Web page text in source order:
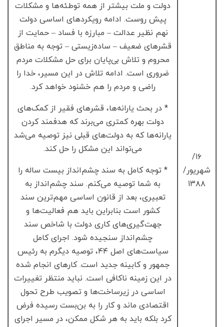
۱۶/
شهریور/
۱۳۸۸
دولت و ملت بیشتر از همه توطئه‌ها و مشکلات
پیش روست. ادامه رویکردهای اساسی دولت
نهم نظیر عدالت – مبارزه با فساد – حمایت از
قشرهای ضعیف – ساده‌زیستی – توجه به مناطق
محروم و تلاش بی‌پایان برای حل مشکلات مردم
ضروری است. ادامه تلاش در این مسیر، خدا را
راضی و مردم را هم خشنود خواهد کرد.
* در بحث یارانه‌ها، قشرهای فقیر از کمک‌های
دولت بهره کمتری می‌برند که هدفمند کردن
یارانه‌ها که به دولت‌های قبلی نیز توصیه می‌شد
می‌تواند این مشکل را حل کند.
* توجه کامل به سند چشم‌انداز بیست ساله را
به شما توصیه می‌کنم. سند چشم‌انداز به
تعبیری، بعد از قانون اساسی مهم‌ترین سند
کشور است بنابراین باید هم فعالیت‌ها و
جهت‌گیری‌های کاری دولت با شاخص سند
چشم‌انداز سنجیده شود. اجرای کامل
سیاست‌های اصل ۴۴، توصیه دیگرم به رئیس
جمهور و کابینه جدید است. کارهای انجام شده
در این زمینه ناکافی است. نباید منتظر تغییرات
اساسی در زیرساخت‌ها و تصویب طرح تحول
اقتصادی ماند و کار را به بن‌بست رسیده فرض
کرد بلکه باید به هر شکل ممکن، در مسیر اجرای